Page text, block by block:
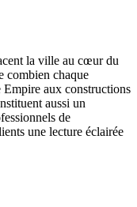
la ville au cœur du
combien chaque
aux constructions
aussi un
de
une lecture éclairée